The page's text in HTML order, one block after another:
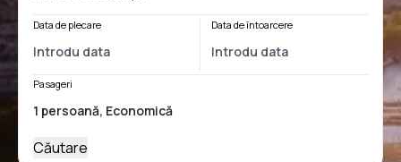
Data de plecare Data de întoarcere
Pasageri
Căutare